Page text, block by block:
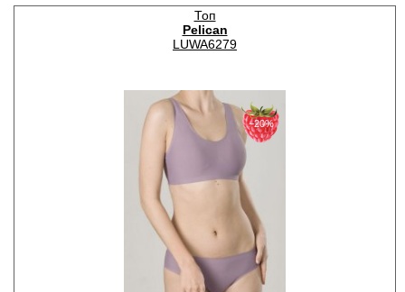
Топ
Pelican
LUWA6279
−20%